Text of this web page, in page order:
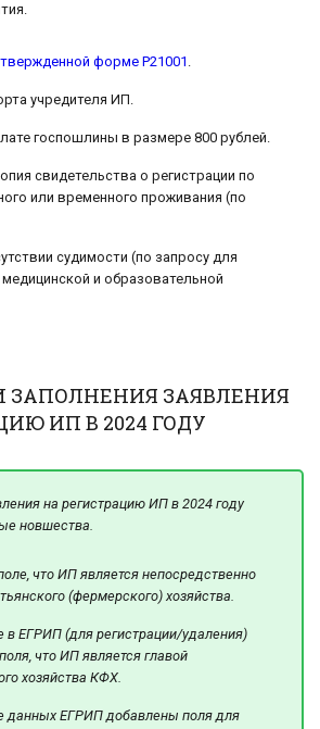
форме Р21001 .
учредителя ИП.
госпошлины в размере 800 рублей.
свидетельства о регистрации по
или временного проживания (по
судимости (по запросу для
медицинской и образовательной
ЗАПОЛНЕНИЯ ЗАЯВЛЕНИЯ
ИП В 2024 ГОДУ
на регистрацию ИП в 2024 году
новшества.
что ИП является непосредственно
(фермерского) хозяйства.
в ЕГРИП (для регистрации/удаления)
что ИП является главой
хозяйства КФХ.
данных ЕГРИП добавлены поля для